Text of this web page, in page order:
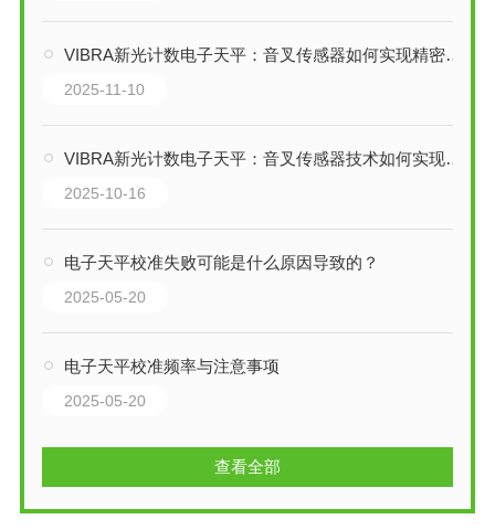
VIBRA新光计数电子天平：音叉传感器如何实现精密称重？
2025-11-10
VIBRA新光计数电子天平：音叉传感器技术如何实现精密称重？
2025-10-16
电子天平校准失败可能是什么原因导致的？
2025-05-20
电子天平校准频率与注意事项
2025-05-20
查看全部